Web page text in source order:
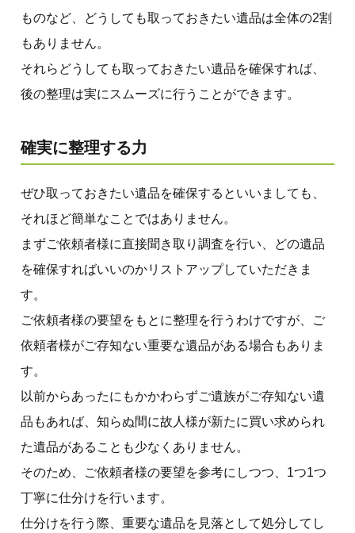
ものなど、どうしても取っておきたい遺品は全体の2割
もありません。
それらどうしても取っておきたい遺品を確保すれば、
後の整理は実にスムーズに行うことができます。
確実に整理する力
ぜひ取っておきたい遺品を確保するといいましても、
それほど簡単なことではありません。
まずご依頼者様に直接聞き取り調査を行い、どの遺品
を確保すればいいのかリストアップしていただきま
す。
ご依頼者様の要望をもとに整理を行うわけですが、ご
依頼者様がご存知ない重要な遺品がある場合もありま
す。
以前からあったにもかかわらずご遺族がご存知ない遺
品もあれば、知らぬ間に故人様が新たに買い求められ
た遺品があることも少なくありません。
そのため、ご依頼者様の要望を参考にしつつ、1つ1つ
丁寧に仕分けを行います。
仕分けを行う際、重要な遺品を見落として処分してし